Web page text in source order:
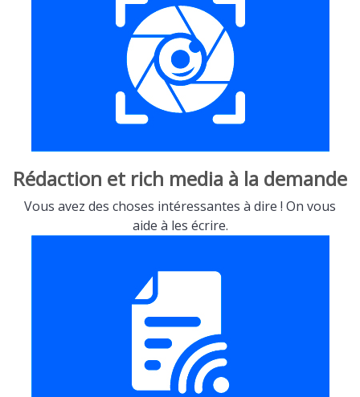
Rédaction et rich media à la demande
Vous avez des choses intéressantes à dire ! On vous
aide à les écrire.